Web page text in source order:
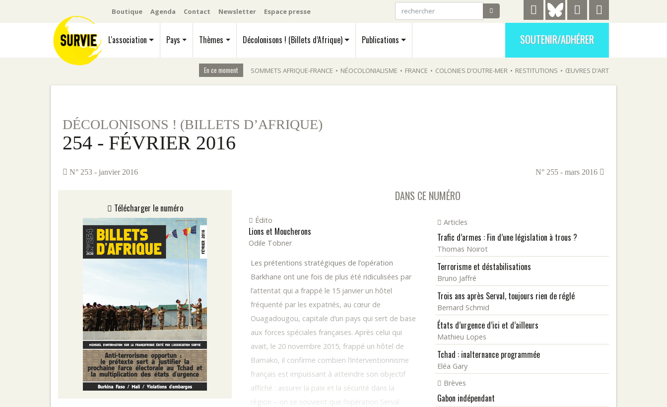
Boutique Agenda Contact Newsletter Espace presse
L'association Pays Thèmes Décolonisons ! (Billets d’Afrique) Publications SOUTENIR/ADHÉRER
En ce moment SOMMETS AFRIQUE-FRANCE • NÉOCOLONIALISME • FRANCE • COLONIES D’OUTRE-MER • RESTITUTIONS • ŒUVRES D’ART
DÉCOLONISONS ! (BILLETS D’AFRIQUE)
254 - FÉVRIER 2016
N° 253 - janvier 2016 N° 255 - mars 2016
Télécharger le numéro
DANS CE NUMÉRO
Édito
Lions et Moucherons
Odile Tobner
Les prétentions stratégiques de l’opération
Barkhane ont une fois de plus été ridiculisées par
l’attentat qui a frappé le 15 janvier un hôtel
fréquenté par les expatriés, au cœur de
Ouagadougou, capitale d’un pays qui sert de base
aux forces spéciales françaises. Après celui qui
avait, le 20 novembre 2015, frappé un hôtel de
Bamako, il confirme combien l’interventionnisme
français est impuissant à atteindre son objectif
affiché : assurer la paix et la sécurité dans la
région – on se souvient que l’opération Serval
Articles
Trafic d’armes : Fin d’une législation à trous ?
Thomas Noirot
Terrorisme et déstabilisations
Bruno Jaffré
Trois ans après Serval, toujours rien de réglé
Bernard Schmid
États d’urgence d’ici et d’ailleurs
Mathieu Lopes
Tchad : inalternance programmée
Eléa Gary
Brèves
Gabon indépendant